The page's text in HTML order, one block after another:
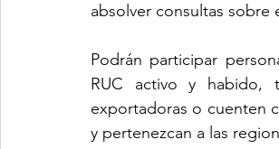
absolver consultas sobre
Podrán participar
RUC activo y habido,
exportadoras o cuenten
y pertenezcan a las